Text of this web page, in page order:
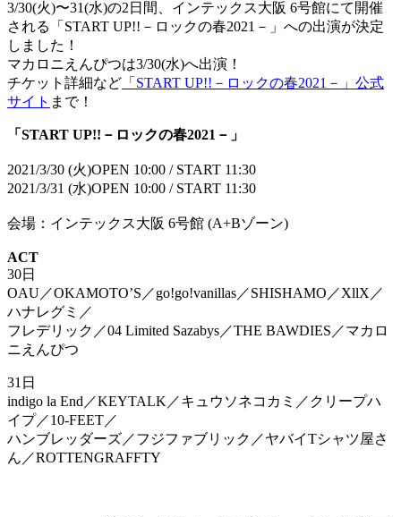
3/30(火)〜31(水)の2日間、インテックス大阪 6号館にて開催
される「START UP!!－ロックの春2021－」への出演が決定
しました！
マカロニえんぴつは3/30(水)へ出演！
チケット詳細など 「START UP!!－ロックの春2021－」公式
サイト まで！
「START UP!!－ロックの春2021－」
2021/3/30 (火)OPEN 10:00 / START 11:30
2021/3/31 (水)OPEN 10:00 / START 11:30
会場：インテックス大阪 6号館 (A+Bゾーン)
ACT
30日
OAU／OKAMOTO’S／go!go!vanillas／SHISHAMO／XllX／
ハナレグミ／
フレデリック／04 Limited Sazabys／THE BAWDIES／マカロ
ニえんぴつ
31日
indigo la End／KEYTALK／キュウソネコカミ／クリープハ
イプ／10-FEET／
ハンブレッダーズ／フジファブリック／ヤバイTシャツ屋さ
ん／ROTTENGRAFFTY